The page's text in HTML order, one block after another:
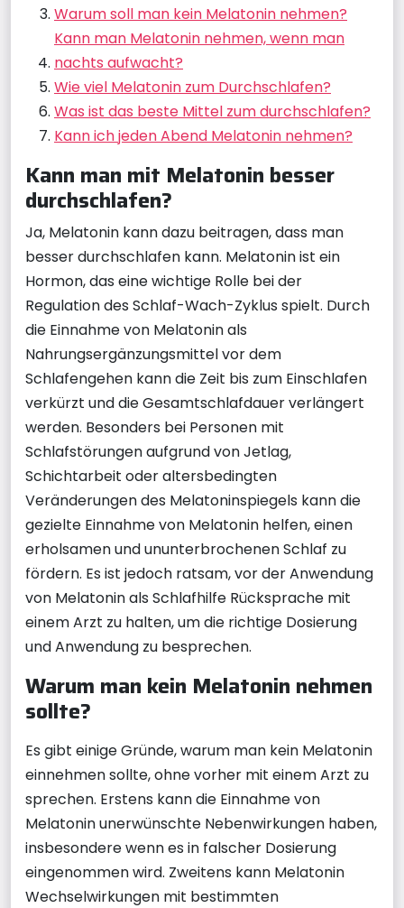
Warum soll man kein Melatonin nehmen?
Kann man Melatonin nehmen, wenn man
nachts aufwacht?
Wie viel Melatonin zum Durchschlafen?
Was ist das beste Mittel zum durchschlafen?
Kann ich jeden Abend Melatonin nehmen?
Kann man mit Melatonin besser
durchschlafen?
Ja, Melatonin kann dazu beitragen, dass man
besser durchschlafen kann. Melatonin ist ein
Hormon, das eine wichtige Rolle bei der
Regulation des Schlaf-Wach-Zyklus spielt. Durch
die Einnahme von Melatonin als
Nahrungsergänzungsmittel vor dem
Schlafengehen kann die Zeit bis zum Einschlafen
verkürzt und die Gesamtschlafdauer verlängert
werden. Besonders bei Personen mit
Schlafstörungen aufgrund von Jetlag,
Schichtarbeit oder altersbedingten
Veränderungen des Melatoninspiegels kann die
gezielte Einnahme von Melatonin helfen, einen
erholsamen und ununterbrochenen Schlaf zu
fördern. Es ist jedoch ratsam, vor der Anwendung
von Melatonin als Schlafhilfe Rücksprache mit
einem Arzt zu halten, um die richtige Dosierung
und Anwendung zu besprechen.
Warum man kein Melatonin nehmen
sollte?
Es gibt einige Gründe, warum man kein Melatonin
einnehmen sollte, ohne vorher mit einem Arzt zu
sprechen. Erstens kann die Einnahme von
Melatonin unerwünschte Nebenwirkungen haben,
insbesondere wenn es in falscher Dosierung
eingenommen wird. Zweitens kann Melatonin
Wechselwirkungen mit bestimmten